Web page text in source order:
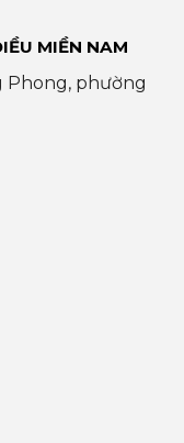
MIỀN NAM
Phong, phường